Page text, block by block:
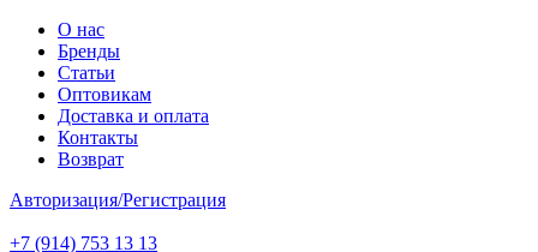
О нас
Бренды
Статьи
Оптовикам
Доставка и оплата
Контакты
Возврат
Авторизация/Регистрация
+7 (914) 753 13 13